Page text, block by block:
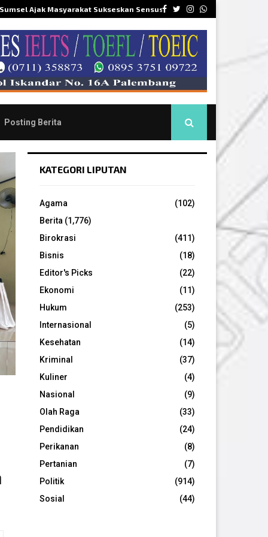
Facebook
Twitter
Instagram
Whatsapp
Sumsel Ajak Masyarakat Sukseskan Sensus…
Posting Berita
KATEGORI LIPUTAN
Agama
(102)
Berita (1,776)
Birokrasi
(411)
Bisnis
(18)
Editor's Picks
(22)
Ekonomi
(11)
Hukum
(253)
Internasional
(5)
Kesehatan
(14)
Kriminal
(37)
Kuliner
(4)
Nasional
(9)
Olah Raga
(33)
Pendidikan
(24)
Perikanan
(8)
Pertanian
(7)
Politik
(914)
Sosial
(44)